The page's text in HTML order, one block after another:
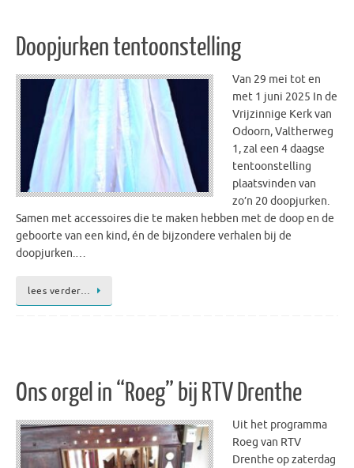
Doopjurken tentoonstelling
Van 29 mei tot en
met 1 juni 2025 In de
Vrijzinnige Kerk van
Odoorn, Valtherweg
1, zal een 4 daagse
tentoonstelling
plaatsvinden van
zo’n 20 doopjurken.
Samen met accessoires die te maken hebben met de doop en de
geboorte van een kind, én de bijzondere verhalen bij de
doopjurken.…
lees verder…
Ons orgel in “Roeg” bij RTV Drenthe
Uit het programma
Roeg van RTV
Drenthe op zaterdag